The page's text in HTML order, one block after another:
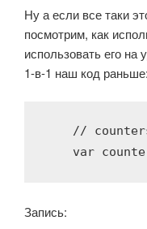
Ну а если все таки
посмотрим, как
использовать его на
1-в-1 наш код раньше:
//
var
Запись: